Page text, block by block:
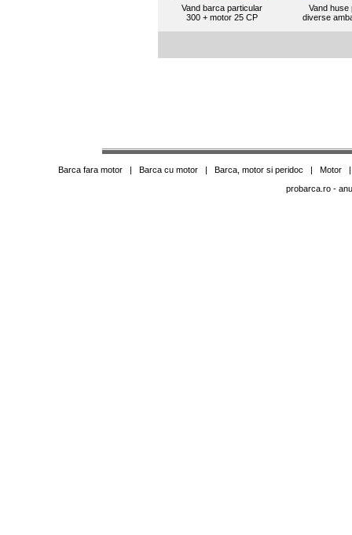
Vand barca particular
300 + motor 25 CP
Vand huse
diverse
Barca fara motor| Barca cu motor| Barca, motor si peridoc | Motor
probarca.ro-